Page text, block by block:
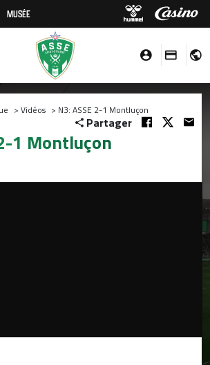
MUSÉE
> Vidéos > N3: ASSE 2-1 Montluçon
Partager
1 Montluçon